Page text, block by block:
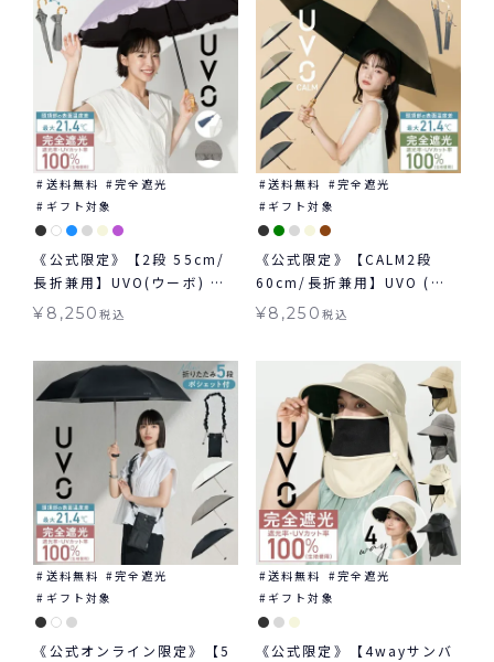
送料無料
完全遮光
ギフト対象
《公式限定》【2段 55cm/
長折兼用】UVO(ウーボ) 最
強の日傘 2way 折りたたみ
¥ 8,250税込
送料無料
完全遮光
ギフト対象
《公式限定》【CALM2段
60cm/長折兼用】UVO (ウ
ーボ) 最強の日傘 無地 ミニ
¥8,250 税込
送料無料
完全遮光
ギフト対象
《公式オンライン限定》【5
送料無料
完全遮光
ギフト対象
《公式限定》【4wayサンバ